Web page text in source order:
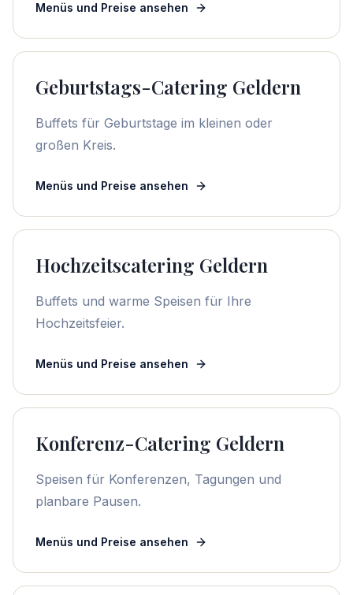
Menüs und Preise ansehen
Geburtstags-Catering Geldern
Buffets für Geburtstage im kleinen oder
großen Kreis.
Menüs und Preise ansehen
Hochzeitscatering Geldern
Buffets und warme Speisen für Ihre
Hochzeitsfeier.
Menüs und Preise ansehen
Konferenz-Catering Geldern
Speisen für Konferenzen, Tagungen und
planbare Pausen.
Menüs und Preise ansehen